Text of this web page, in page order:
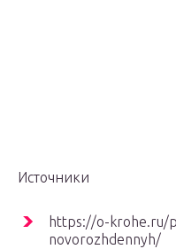
Источники
https://o-krohe.ru/
novorozhdennyh/